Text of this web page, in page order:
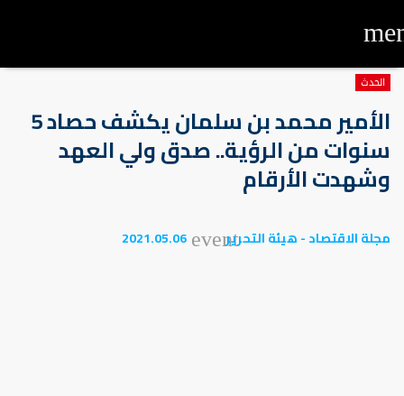
الحدث
الأمير محمد بن سلمان يكشف حصاد 5
سنوات من الرؤية.. صدق ولي العهد
وشهدت الأرقام
مجلة الاقتصاد - هيئة التحريرevent
2021.05.06